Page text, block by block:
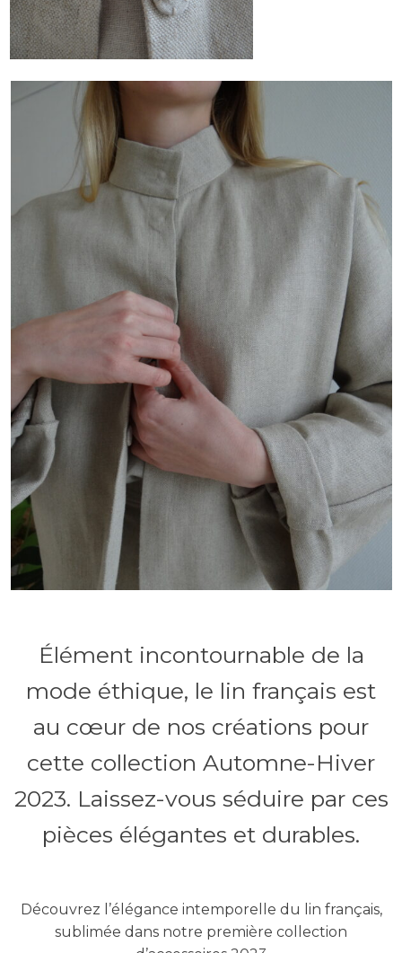
Élément incontournable de la
mode éthique, le lin français est
au cœur de nos créations pour
cette collection Automne-Hiver
2023. Laissez-vous séduire par ces
pièces élégantes et durables.
Découvrez l’élégance intemporelle du lin français,
sublimée dans notre première collection